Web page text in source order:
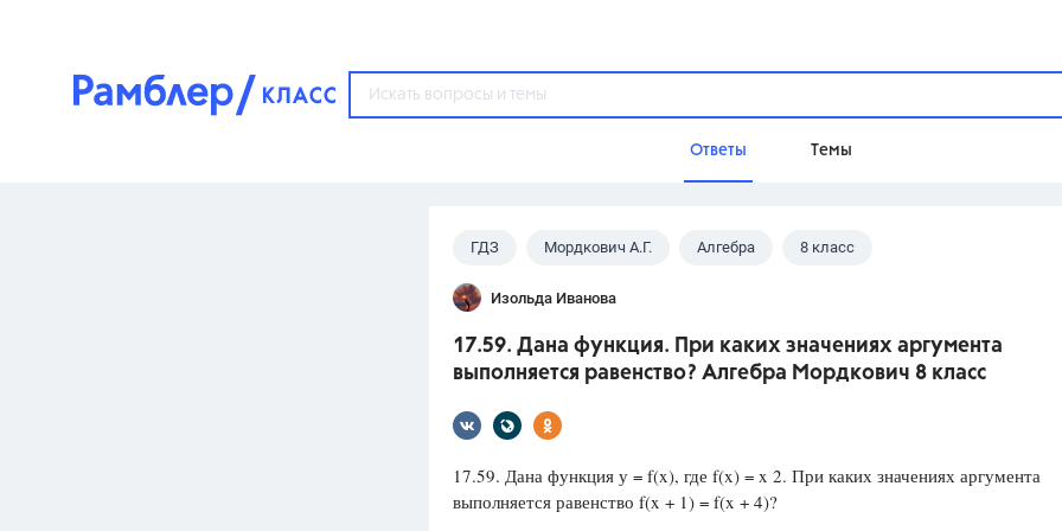
Ответы Темы
Популярные темы
ГДЗ
ОГЭ
ФИПИ
Домашнее задание
Учебники
ГДЗ Мордкович А.Г. Алгебра 8 класс
Изольда Иванова
17.59. Дана функция. При каких значениях аргумента
выполняется равенство? Алгебра Мордкович 8 класс
17.59. Дана функция у = f(x), где f(x) = x 2. При каких значениях аргумента
выполняется равенство f(x + 1) = f(x + 4)?